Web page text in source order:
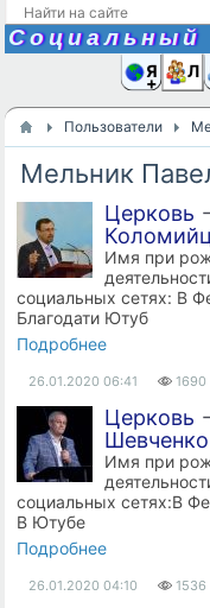
Я и
Пользователи
Мельник
Церковь
Имя при
социальных сетях: В
Благодати Ютуб
Подробнее
26.01.2020 06:41 1690
Церковь
Шевченко
Имя при
социальных сетях:В
В Ютубе
Подробнее
26.01.2020 04:10 1536